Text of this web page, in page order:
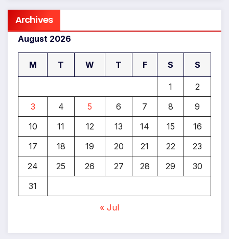
Archives
August 2026
M T W T F S S
1
2
3
4 5 6 7 8
9
10
11 12 13 14 15
16
17
18 19 20 21 22
23
24
25 26 27 28 29
30
31
« Jul